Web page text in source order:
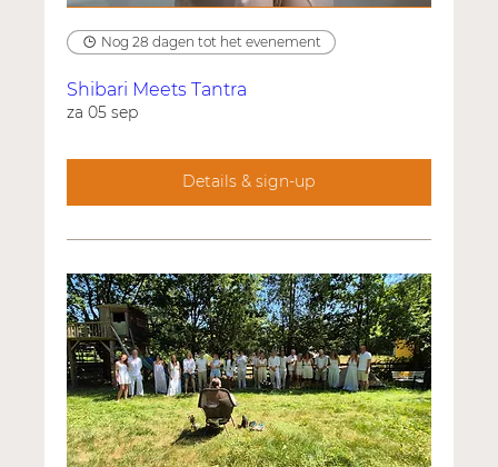
Nog 28 dagen tot het evenement
Shibari Meets Tantra
za 05 sep
Details & sign-up